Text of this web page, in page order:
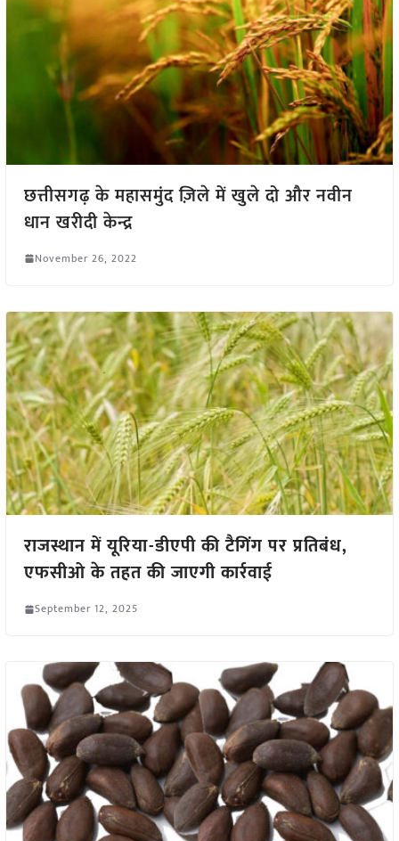
छत्तीसगढ़ के महासमुंद ज़िले में खुले दो और नवीन
धान खरीदी केन्द्र
November 26, 2022
राजस्थान में यूरिया-डीएपी की टैगिंग पर प्रतिबंध,
एफसीओ के तहत की जाएगी कार्रवाई
September 12, 2025